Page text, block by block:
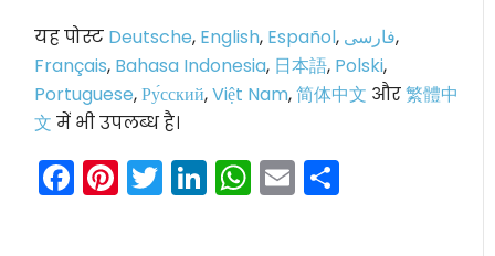
यह पोस्ट Deutsche, English, Español, فارسی,
Français, Bahasa Indonesia, 日本語, Polski,
Portuguese,Ру́сский,Việt Nam,简体中文 और繁體中
文 में भी उपलब्ध है।
Facebook
Pinterest
Twitter
LinkedIn
WhatsApp
Email